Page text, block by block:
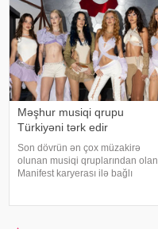
Məşhur musiqi qrupu
Türkiyəni tərk edir
Son dövrün ən çox müzakirə
olunan musiqi qruplarından olan
Manifest karyerası ilə bağlı